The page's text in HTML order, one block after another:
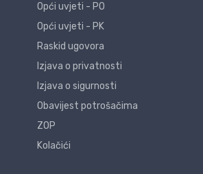
Opći uvjeti - PO
Opći uvjeti - PK
Raskid ugovora
Izjava o privatnosti
Izjava o sigurnosti
Obavijest potrošačima
ZOP
Kolačići